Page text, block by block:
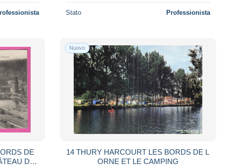
Stato Professionista
DE
DE
Nuovo
14 THURY HARCOURT LES BORDS DE L
ORNE ET LE CAMPING